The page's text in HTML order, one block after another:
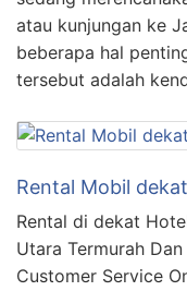
atau kunjungan ke
beberapa hal
tersebut adalah
Rental Mobil
Rental di dekat
Utara Termurah
Customer Service